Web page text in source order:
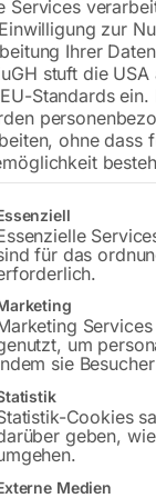
Services
zur
Ihrer
stuft die
Standards
ohne dass
eine Liste der
für das
um
sie
Cookies
geben,
Medien